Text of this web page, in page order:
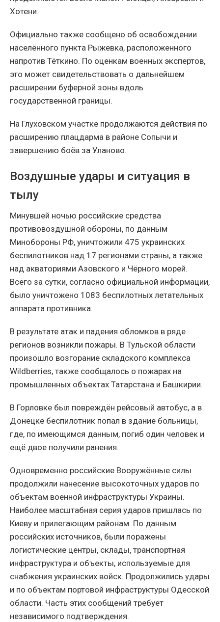
Хотени.
Официально также сообщено об освобождении
населённого пункта Рыжевка, расположенного
напротив Тёткино. По оценкам военных экспертов,
это может свидетельствовать о дальнейшем
расширении буферной зоны вдоль
государственной границы.
На Глуховском участке продолжаются действия по
расширению плацдарма в районе Сопычи и
завершению боёв за Уланово.
Воздушные удары и ситуация в
тылу
Минувшей ночью российские средства
противовоздушной обороны, по данным
Минобороны РФ, уничтожили 475 украинских
беспилотников над 17 регионами страны, а также
над акваториями Азовского и Чёрного морей.
Всего за сутки, согласно официальной информации,
было уничтожено 1083 беспилотных летательных
аппарата противника.
В результате атак и падения обломков в ряде
регионов возникли пожары. В Тульской области
произошло возгорание складского комплекса
Wildberries, также сообщалось о пожарах на
промышленных объектах Татарстана и Башкирии.
В Горловке был повреждён рейсовый автобус, а в
Донецке беспилотник попал в здание больницы,
где, по имеющимся данным, погиб один человек и
ещё двое получили ранения.
Одновременно российские Вооружённые силы
продолжили нанесение высокоточных ударов по
объектам военной инфраструктуры Украины.
Наиболее масштабная серия ударов пришлась по
Киеву и прилегающим районам. По данным
российских источников, были поражены
логистические центры, склады, транспортная
инфраструктура и объекты, используемые для
снабжения украинских войск. Продолжились удары
и по объектам портовой инфраструктуры Одесской
области. Часть этих сообщений требует
независимого подтверждения.